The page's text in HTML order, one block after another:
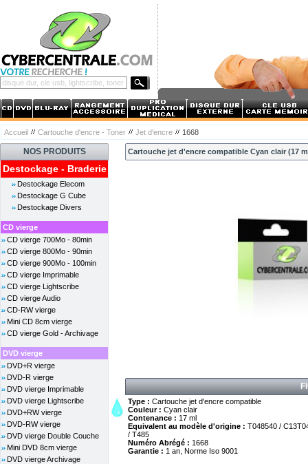
Accueil Cartouche d'encre - Toner Jet d'encre 1668
NOS PRODUITS
Destockage - Braderie
Destockage Elecom
Destockage G Cube
Destockage Divers
CD vierge
CD vierge 700Mo - 80min
CD vierge 800Mo - 90min
CD vierge 900Mo - 100min
CD vierge Imprimable
CD vierge Lightscribe
CD vierge Audio
CD-RW vierge
Mini CD 8cm vierge
CD vierge Gold - Archivage
DVD vierge
DVD+R vierge
DVD-R vierge
DVD vierge Imprimable
DVD vierge Lightscribe
DVD+RW vierge
DVD-RW vierge
DVD vierge Double Couche
Mini DVD 8cm vierge
DVD vierge Archivage
Cartouche jet d'encre compatible Cyan clair (17
Type : Cartouche jet d'encre compatible
Couleur : Cyan clair
Contenance : 17 ml
Equivalent au modèle d'origine : T048540 /
/ T485
Numéro Abrégé : 1668
Garantie : 1 an, Norme Iso 9001